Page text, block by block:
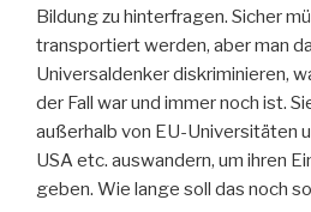
Bildung zu hinterfragen. Sicher
transportiert werden, aber man
Universaldenker diskriminieren,
der Fall war und immer noch ist.
außerhalb von EU-Universitäten
USA etc. auswandern, um ihren
geben. Wie lange soll das noch